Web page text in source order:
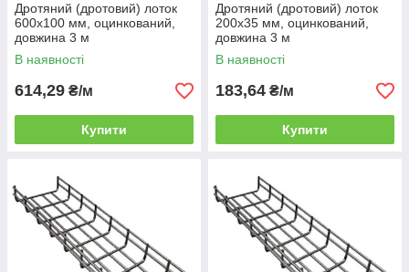
Дротяний (дротовий) лоток
600х100 мм, оцинкований,
довжина 3 м
В наявності
614,29 ₴/м
Купити
Дротяний (дротовий) лоток
200х35 мм, оцинкований,
довжина 3 м
В наявності
183,64 ₴/м
Купити